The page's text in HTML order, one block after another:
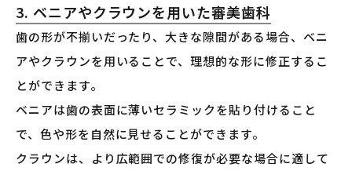
3. ベニアやクラウンを用いた審美歯科
歯の形が不揃いだったり、大きな隙間がある場合、ベニ
アやクラウンを用いることで、理想的な形に修正するこ
とができます。
ベニアは歯の表面に薄いセラミックを貼り付けること
で、色や形を自然に見せることができます。
クラウンは、より広範囲での修復が必要な場合に適して